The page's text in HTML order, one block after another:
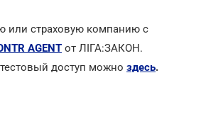
или страховую компанию с
AGENT от ЛІГА:ЗАКОН.
доступ можно здесь.